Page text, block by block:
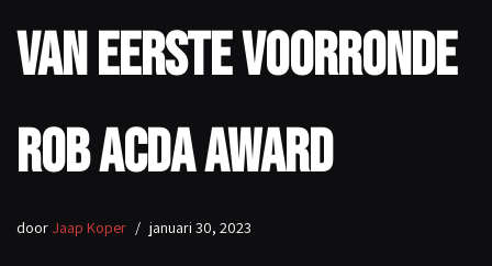
van eerste voorronde
Rob Acda Award
door Jaap Koper januari 30, 2023